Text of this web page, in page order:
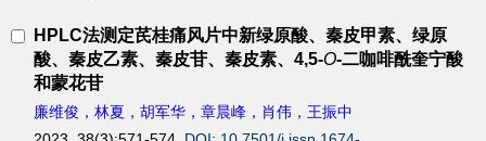
HPLC法测定芪桂痛风片中新绿原酸、秦皮甲素、绿原
酸、秦皮乙素、秦皮苷、秦皮素、4,5-O-二咖啡酰奎宁酸
和蒙花苷
廉维俊，林夏，胡军华，章晨峰，肖伟，王振中